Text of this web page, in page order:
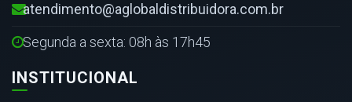
atendimento@aglobaldistribuidora.com.br
Segunda a sexta: 08h às 17h45
INSTITUCIONAL